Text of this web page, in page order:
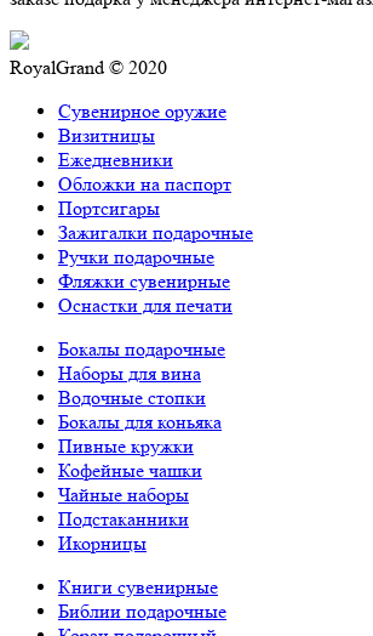
RoyalGrand © 2020
Сувенирное оружие
Визитницы
Ежедневники
Обложки на паспорт
Портсигары
Зажигалки подарочные
Ручки подарочные
Фляжки сувенирные
Оснастки для печати
Бокалы подарочные
Наборы для вина
Водочные стопки
Бокалы для коньяка
Пивные кружки
Кофейные чашки
Чайные наборы
Подстаканники
Икорницы
Книги сувенирные
Библии подарочные